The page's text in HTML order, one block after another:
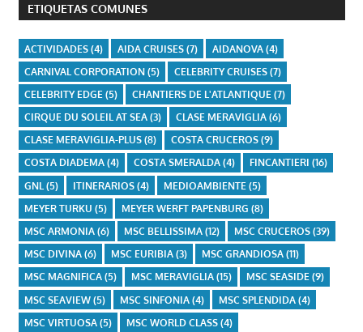
ETIQUETAS COMUNES
ACTIVIDADES(4) AIDA CRUISES(7) AIDANOVA(4)
CARNIVAL CORPORATION(5) CELEBRITY CRUISES(7)
CELEBRITY EDGE (5) CHANTIERS DE L'ATLANTIQUE (7)
CIRQUE DU SOLEIL AT SEA(3) CLASE MERAVIGLIA(6)
CLASE MERAVIGLIA-PLUS(8) COSTA CRUCEROS(9)
COSTA DIADEMA(4) COSTA SMERALDA(4) FINCANTIERI (16)
GNL (5) ITINERARIOS(4) MEDIOAMBIENTE (5)
MEYER TURKU (5) MEYER WERFT PAPENBURG (8)
MSC ARMONIA(6) MSC BELLISSIMA(12) MSC CRUCEROS(39)
MSC DIVINA(6) MSC EURIBIA(3) MSC GRANDIOSA(11)
MSC MAGNIFICA(5) MSC MERAVIGLIA(15) MSC SEASIDE(9)
MSC SEAVIEW(5) MSC SINFONIA(4) MSC SPLENDIDA(4)
MSC VIRTUOSA(5) MSC WORLD CLASS(4)